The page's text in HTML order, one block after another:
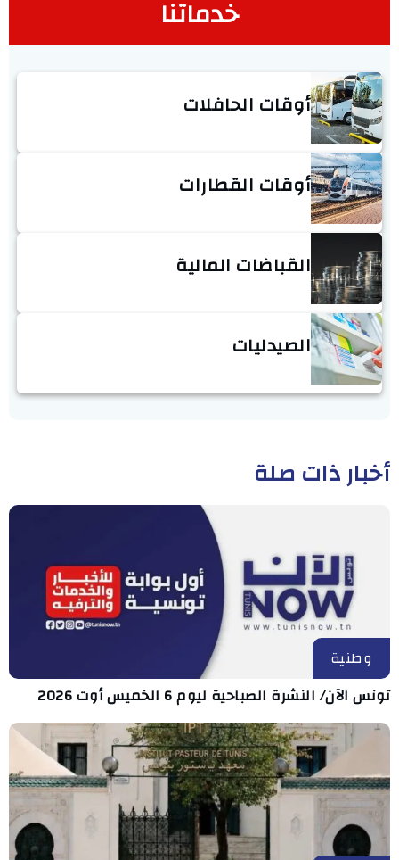
خدماتنا
أوقات الحافلات
أوقات القطارات
القباضات المالية
الصيدليات
أخبار ذات صلة
وطنية
تونس الآن/ النشرة الصباحية ليوم 6 الخميس أوت 2026